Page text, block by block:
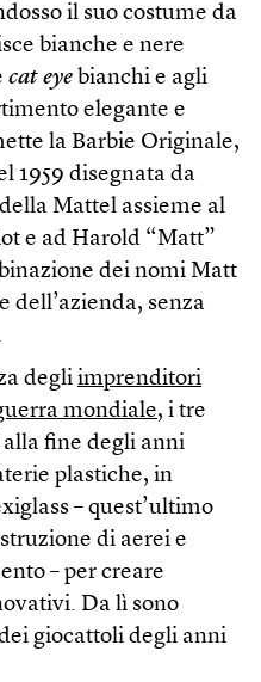
il suo costume da
bianche e nere
cat eye bianchi e agli
elegante e
la Barbie Originale,
1959 disegnata da
Mattel assieme al
e ad Harold “Matt”
dei nomi Matt
dell’azienda, senza
degli imprenditori
mondiale, i tre
alla fine degli anni
plastiche, in
– quest’ultimo
di aerei e
– per creare
Da lì sono
giocattoli degli anni